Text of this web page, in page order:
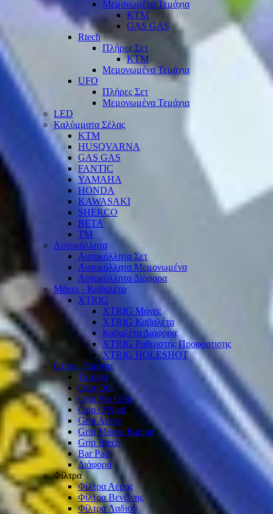
Μεμονωμένα Τεμάχια
KTM
GAS GAS
Rtech
Πλήρες Σετ
KTM
Μεμονωμένα Τεμάχια
UFO
Πλήρες Σετ
Μεμονωμένα Τεμάχια
LED
Καλύμματα Σέλας
KTM
HUSQVARNA
GAS GAS
FANTIC
YAMAHA
HONDA
KAWASAKI
SHERCO
BETA
TM
Αυτοκόλλητα
Αυτοκόλλητα Σετ
Αυτοκόλλητα Μεμονωμένα
Αυτοκόλλητα Διάφορα
Μάνες - Καβαλέτα
XTRIG
XTRIG Μάνες
XTRIG Καβαλέτα
Καβαλέτα Διάφορα
XTRIG Ρυθμιστής Προφόρτισης
XTRIG HOLESHOT
Grips - Τιμόνια
Τιμόνια
Grip Odi
Grip Pro Grip
Grip O'Neal
Grip Ariete
Grip Moose Racing
Grip Rtech
Bar Pad
Διάφορα
Φίλτρα
Φίλτρα Αέρος
Φίλτρα Βενζίνης
Φίλτρα Λαδιού